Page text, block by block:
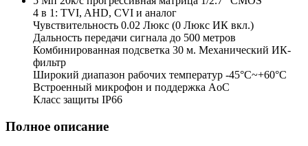
4 в 1: TVI, AHD, CVI и аналог
Чувствительность 0.02 Люкс (0 Люкс ИК вкл.)
Дальность передачи сигнала до 500 метров
Комбинированная подсветка 30 м. Механический ИК-
фильтр
Широкий диапазон рабочих температур -45°С~+60°С
Встроенный микрофон и поддержка AoC
Класс защиты IP66
Полное описание